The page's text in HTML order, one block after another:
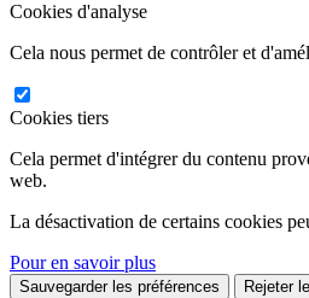
Cookies d'analyse
Cela nous permet de contrôler et
Cookies tiers
Cela permet d'intégrer du contenu
web.
La désactivation de certains cookies
Pour en savoir plus
Sauvegarder les préférences Rejeter